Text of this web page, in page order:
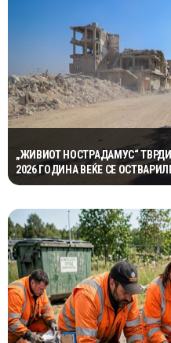
„ЖИВИОТ НОСТРАДАМУС“
2026 ГОДИНА ВЕЌЕ СЕ